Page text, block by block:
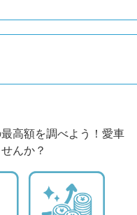
高額を調べよう！愛車
んか？